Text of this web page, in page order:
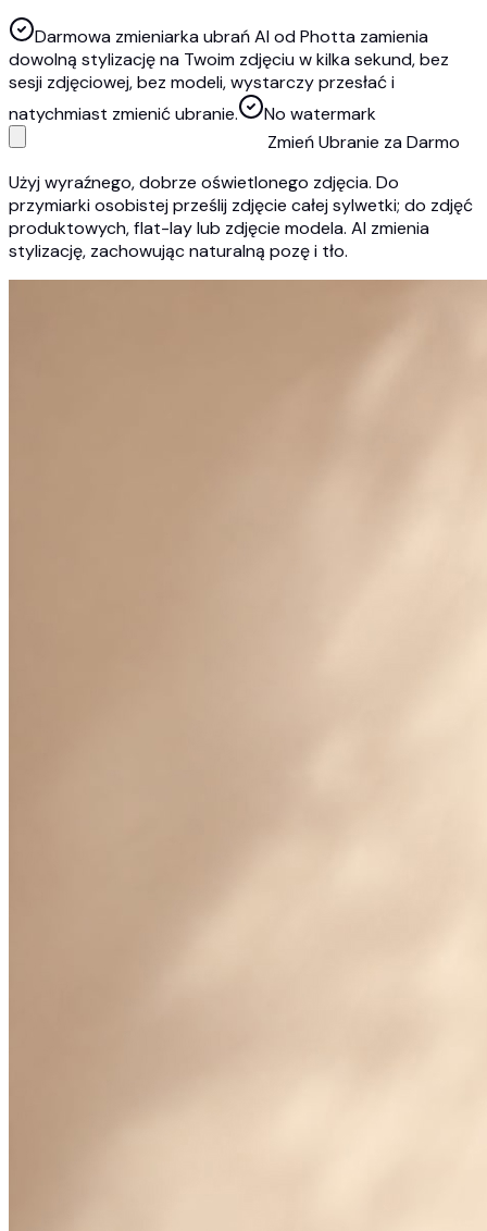
Darmowa zmieniarka ubrań AI od Photta zamienia
dowolną stylizację na Twoim zdjęciu w kilka sekund, bez
sesji zdjęciowej, bez modeli, wystarczy przesłać i
natychmiast zmienić ubranie.
No watermark
Zmień Ubranie za Darmo
Użyj wyraźnego, dobrze oświetlonego zdjęcia. Do
przymiarki osobistej prześlij zdjęcie całej sylwetki; do zdjęć
produktowych, flat-lay lub zdjęcie modela. AI zmienia
stylizację, zachowując naturalną pozę i tło.